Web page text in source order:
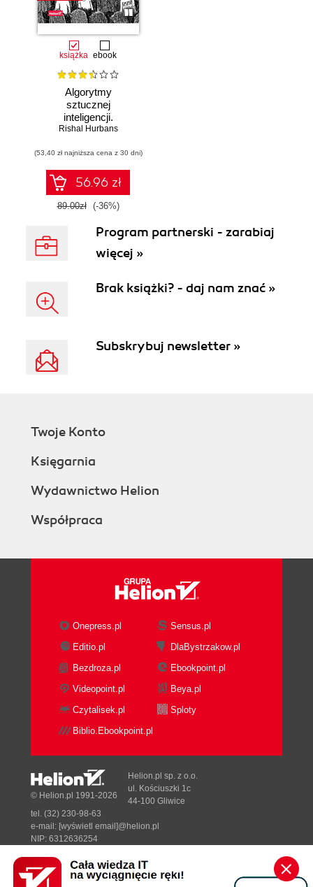
książka ebook
Algorytmy
sztucznej
inteligencji.
Ilustrowany
Rishal Hurbans
(53,40 zł najniższa cena z 30 dni)
56.96 zł
89.00zł (-36%)
Program partnerski - zarabiaj
więcej »
Brak książki? - daj nam znać »
Subskrybuj newsletter »
Twoje Konto
Księgarnia
Wydawnictwo Helion
Współpraca
Onepress.pl
Sensus.pl
Editio.pl
DlaBystrzakow.pl
Bezdroza.pl
Ebookpoint.pl
Videopoint.pl
Beya.pl
Czytalisek.pl
Sploty
Biblio.Ebookpoint.pl
Designed with ♥ byTonik.pl
© Helion.pl 1991-2026
Helion.pl sp. z o.o.
ul. Kościuszki 1c
44-100 Gliwice
tel. (32) 230-98-63
e-mail: [wyświetl email]@helion.pl
NIP: 6312636254